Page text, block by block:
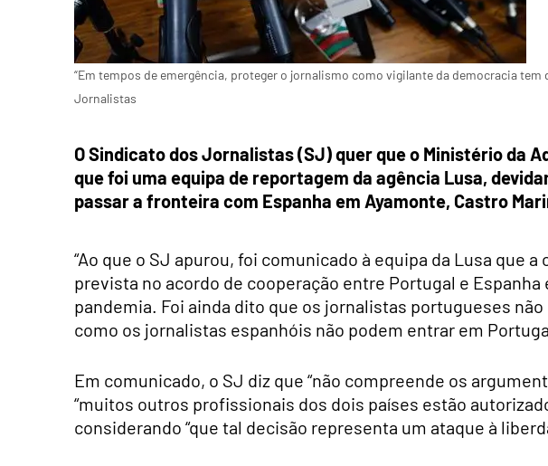
“Em tempos de emergência, proteger o jornalismo como vigilante da democracia
Jornalistas
O Sindicato dos Jornalistas (SJ) quer que o Ministério da
que foi uma equipa de reportagem da agência Lusa,
passar a fronteira com Espanha em Ayamonte, Castro
“Ao que o SJ apurou, foi comunicado à equipa da Lusa que
prevista no acordo de cooperação entre Portugal e Espanha
pandemia. Foi ainda dito que os jornalistas portugueses
como os jornalistas espanhóis não podem entrar em
Em comunicado, o SJ diz que “não compreende os
“muitos outros profissionais dos dois países estão
considerando “que tal decisão representa um ataque à